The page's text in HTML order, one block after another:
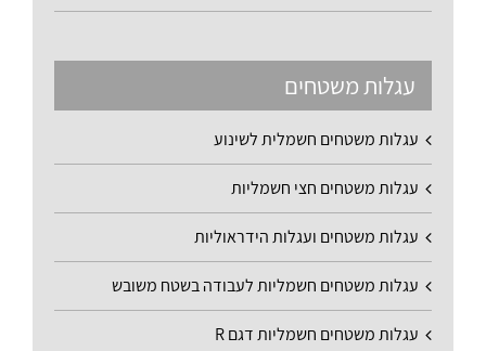
עגלות משטחים
עגלות משטחים חשמלית לשינוע
עגלות משטחים חצי חשמליות
עגלות משטחים ועגלות הידראוליות
עגלות משטחים חשמליות לעבודה בשטח משובש
עגלות משטחים חשמליות דגם R